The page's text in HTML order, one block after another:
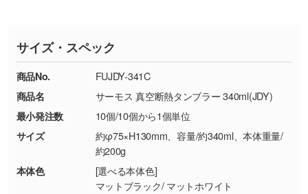
す。→詳しく見る
・コーポレートカラーを使って印刷したい／印
刷色にこだわりがある
DIC・PANTONEなどのカラーチップの指定や、
現物支給による色指定も承っております。→詳
・背景がある画像からキャラクター部分だけを
※詳しくは「商品の良品基準について
ください。
【返品・交換ができない場合】
・お客様の元で商品を加工された場合、または
商品が破損した場合
・商品到着後7日以上経過している場合
・お客様のご都合による返品・交換依頼(商
品・色・数量などの注文間違い等)
TEL：0422-29-9911 営業時間10:00～
18:00(土日祝日除く)
お問い合わせフォームはこちら
サイズ・スペック
商品No.
FUJDY-341C
商品名
サーモス 真空断熱タンブラー 340ml(JDY)
最小発注数
10個/10個から1個単位
サイズ
約φ75×H130mm、容量/約340ml、本体重量/
約200g
本体色
[選べる本体色]
マットブラック/ マットホワイト